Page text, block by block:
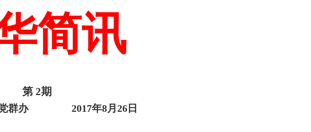
简讯
第 2期
党群办 2017年8月26日